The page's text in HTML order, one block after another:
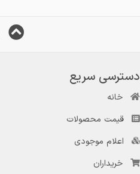
دسترسی سریع
خانه
قیمت محصولات
اعلام موجودی
خریداران